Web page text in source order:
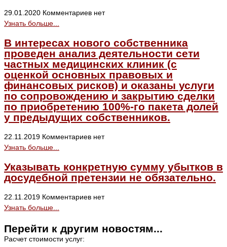
29.01.2020 Комментариев нет
Узнать больше...
В интересах нового собственника
проведен анализ деятельности сети
частных медицинских клиник (с
оценкой основных правовых и
финансовых рисков) и оказаны услуги
по сопровождению и закрытию сделки
по приобретению 100%-го пакета долей
у предыдущих собственников.
22.11.2019 Комментариев нет
Узнать больше...
Указывать конкретную сумму убытков в
досудебной претензии не обязательно.
22.11.2019 Комментариев нет
Узнать больше...
Перейти к другим новостям...
Расчет стоимости услуг: